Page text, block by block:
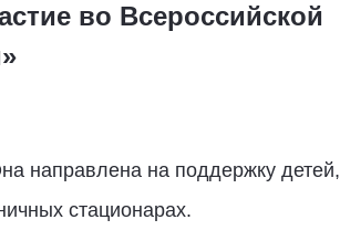
во Всероссийской
направлена на поддержку
стационарах.